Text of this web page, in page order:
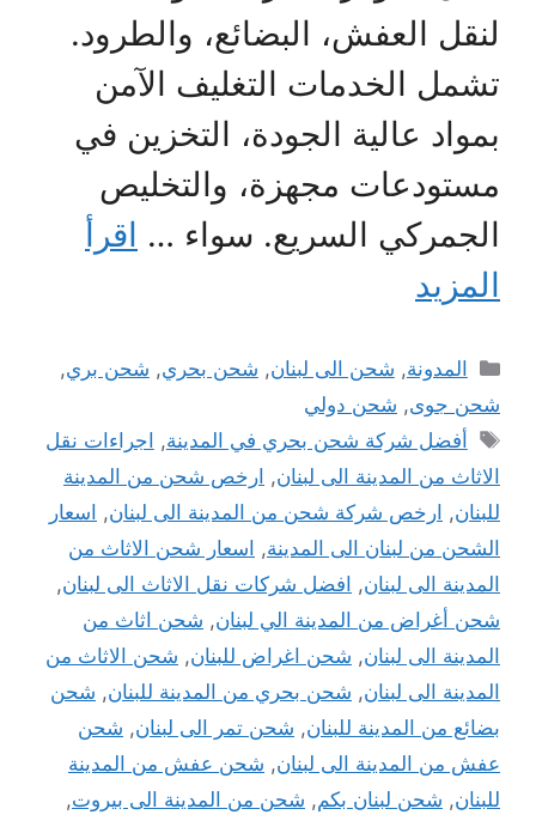
لنقل العفش، البضائع، والطرود.
تشمل الخدمات التغليف الآمن
بمواد عالية الجودة، التخزين في
مستودعات مجهزة، والتخليص
الجمركي السريع. سواء … اقرأ
المزيد
التصنيفات
المدونة, شحن الى لبنان, شحن بحري, شحن بري,
شحن جوى, شحن دولي
الوسوم
أفضل شركة شحن بحري في المدينة, اجراءات نقل
الاثاث من المدينة الى لبنان, ارخص شحن من المدينة
للبنان, ارخص شركة شحن من المدينة الى لبنان, اسعار
الشحن من لبنان الى المدينة, اسعار شحن الاثاث من
المدينة الى لبنان, افضل شركات نقل الاثاث الى لبنان,
شحن أغراض من المدينة الي لبنان, شحن اثاث من
المدينة الى لبنان, شحن اغراض للبنان, شحن الاثاث من
المدينة الى لبنان, شحن بحري من المدينة للبنان, شحن
بضائع من المدينة للبنان, شحن تمر الى لبنان, شحن
عفش من المدينة الى لبنان, شحن عفش من المدينة
للبنان, شحن لبنان بكم, شحن من المدينة الى بيروت,